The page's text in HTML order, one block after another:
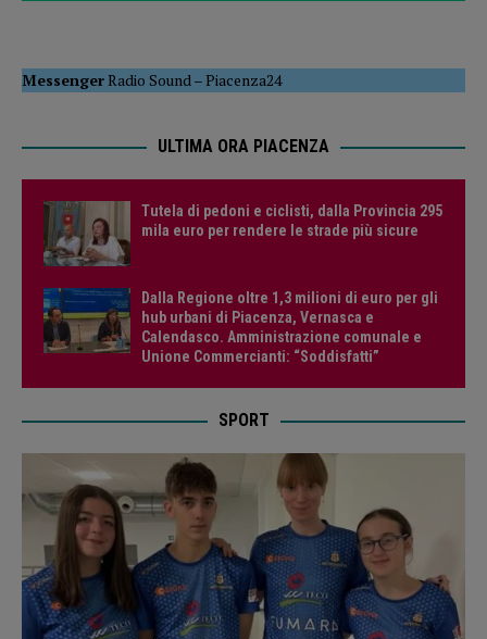
MessengerRadio Sound–Piacenza24
ULTIMA ORA PIACENZA
Tutela di pedoni e ciclisti, dalla Provincia 295
mila euro per rendere le strade più sicure
Dalla Regione oltre 1,3 milioni di euro per gli
hub urbani di Piacenza, Vernasca e
Calendasco. Amministrazione comunale e
Unione Commercianti: “Soddisfatti”
SPORT